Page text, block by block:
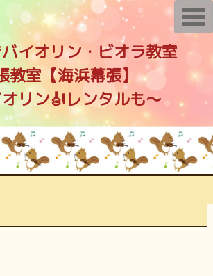
イオリン・ビオラ教室
教室【海浜幕張】
リン🎻レンタルも〜
T
o
g
n
a
o